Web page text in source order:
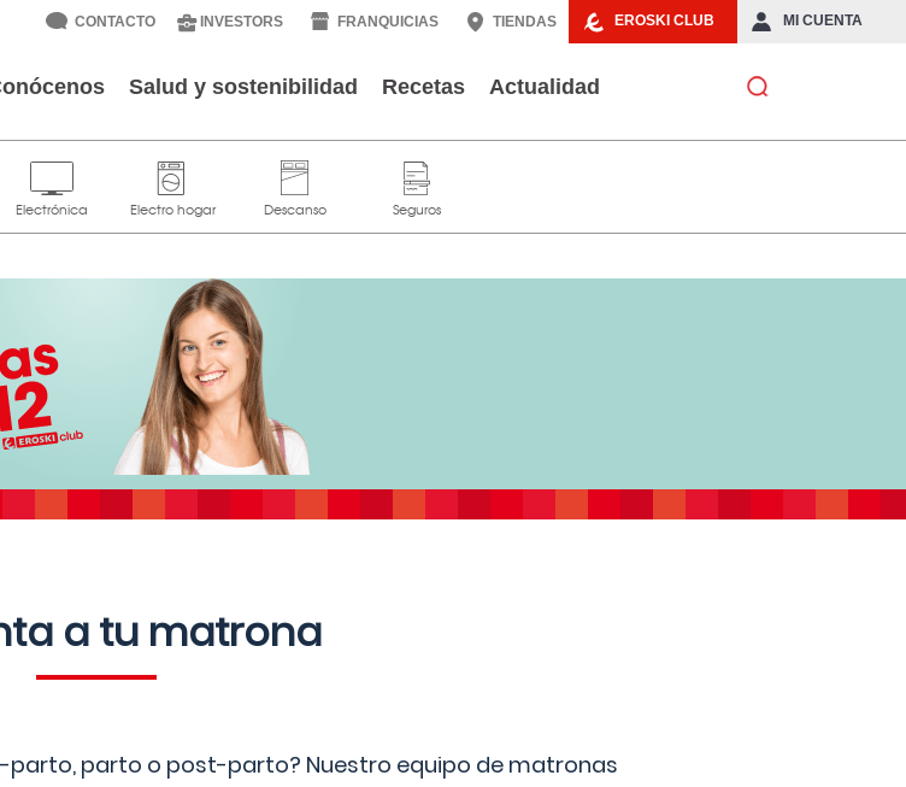
EROSKI CLUB MI CUENTA
CONTACTO INVESTORS FRANQUICIAS TIENDAS
Salud y sostenibilidad Recetas Actualidad
a tu matrona
parto, parto o post-parto? Nuestro equipo de matronas